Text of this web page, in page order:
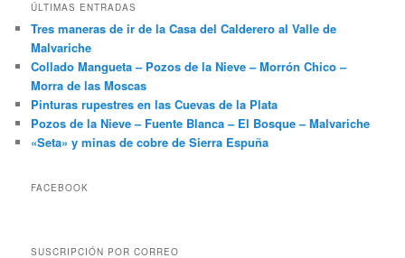
ÚLTIMAS ENTRADAS
Tres maneras de ir de la Casa del Calderero al Valle de
Malvariche
Collado Mangueta – Pozos de la Nieve – Morrón Chico –
Morra de las Moscas
Pinturas rupestres en las Cuevas de la Plata
Pozos de la Nieve – Fuente Blanca – El Bosque – Malvariche
«Seta» y minas de cobre de Sierra Espuña
FACEBOOK
SUSCRIPCIÓN POR CORREO